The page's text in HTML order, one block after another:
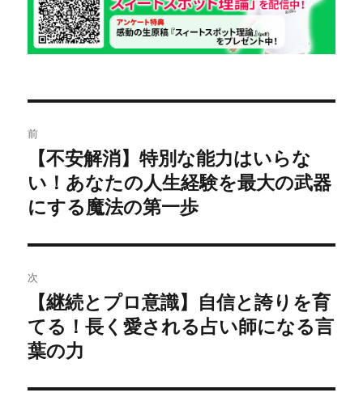
ー
稿
ナ
ビ
ー
シ
ョ
ン
前
の
投
【不安解消】特別な能力はいらな
い！あなたの人生経験を最大の武器
にする魔法の第一歩
次
の
投
【継続とプロ意識】自信と誇りを育
てる！長く愛される占い師になる言
葉の力